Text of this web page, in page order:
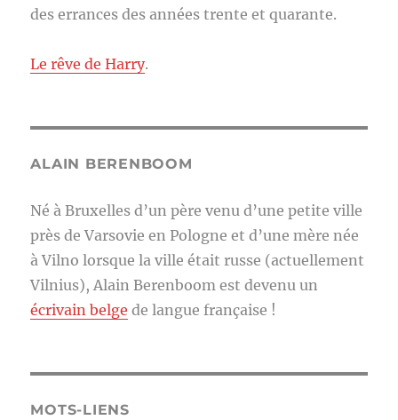
des errances des années trente et quarante.
Le rêve de Harry.
ALAIN BERENBOOM
Né à Bruxelles d’un père venu d’une petite ville
près de Varsovie en Pologne et d’une mère née
à Vilno lorsque la ville était russe (actuellement
Vilnius), Alain Berenboom est devenu un
écrivain belge de langue française !
MOTS-LIENS